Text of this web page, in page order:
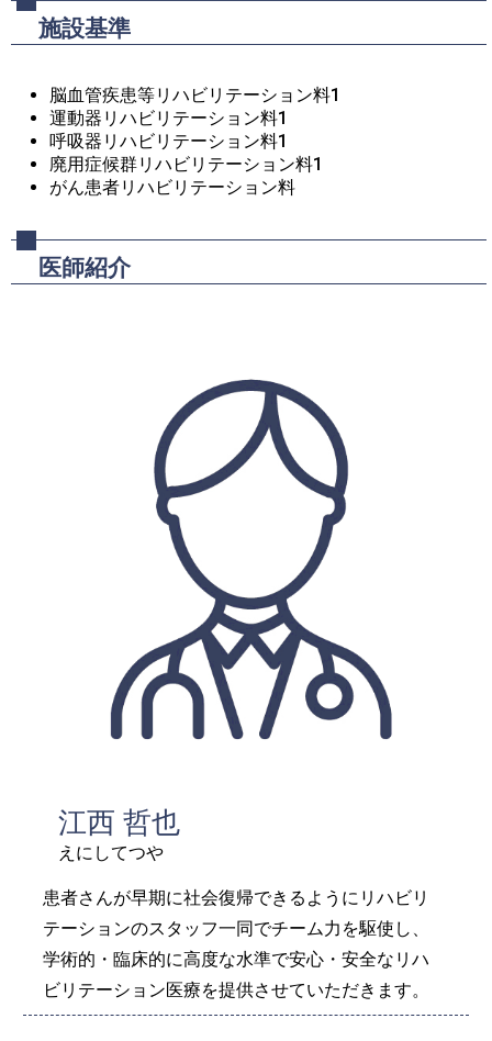
施設基準
脳血管疾患等リハビリテーション料1
運動器リハビリテーション料1
呼吸器リハビリテーション料1
廃用症候群リハビリテーション料1
がん患者リハビリテーション料
医師紹介
江西 哲也
えにしてつや
患者さんが早期に社会復帰できるようにリハビリ
テーションのスタッフ一同でチーム力を駆使し、
学術的・臨床的に高度な水準で安心・安全なリハ
ビリテーション医療を提供させていただきます。